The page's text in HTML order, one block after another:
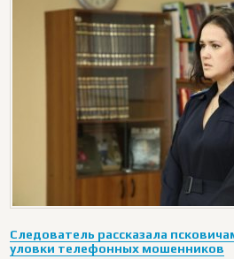
Следователь рассказала
уловки телефонных мошенников